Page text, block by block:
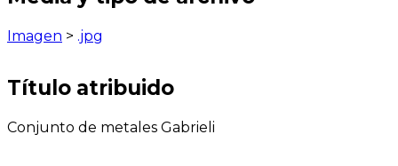
Imagen > .jpg
Título atribuido
Conjunto de metales Gabrieli